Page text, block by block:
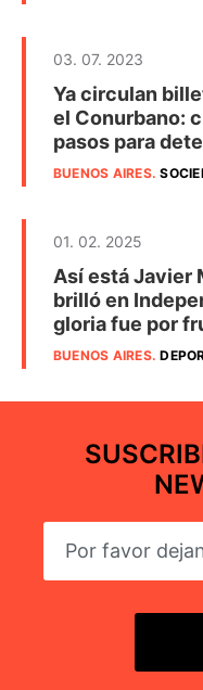
03. 07. 2023
Ya circulan
el Conurbano:
pasos para
BUENOS AIRES.
01. 02. 2025
Así está Javier
brilló en
gloria fue por
BUENOS AIRES.